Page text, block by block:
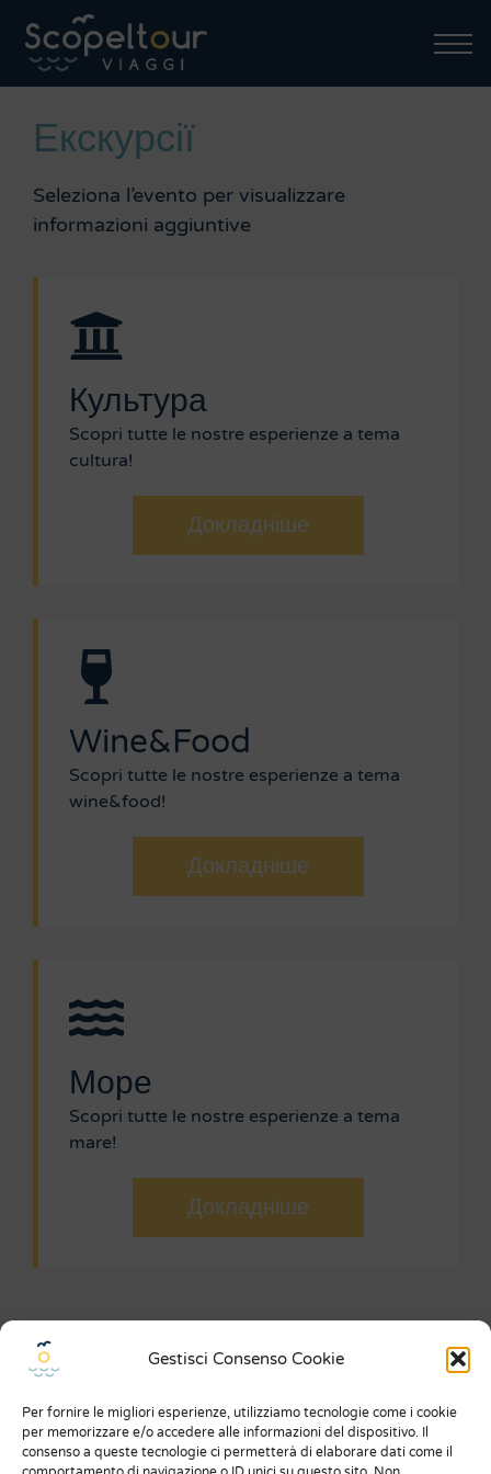
Gestisci Consenso Cookie
Per fornire le migliori esperienze, utilizziamo tecnologie come i cookie
per memorizzare e/o accedere alle informazioni del dispositivo. Il
consenso a queste tecnologie ci permetterà di elaborare dati come il
Екскурсії
Seleziona l’evento per visualizzare
informazioni aggiuntive
Культура
Scopri tutte le nostre esperienze a tema
cultura!
Докладніше
Wine&Food
Scopri tutte le nostre esperienze a tema
wine&food!
Докладніше
Море
Scopri tutte le nostre esperienze a tema
mare!
Докладніше
Menu
Про нас
Що про нас говорять